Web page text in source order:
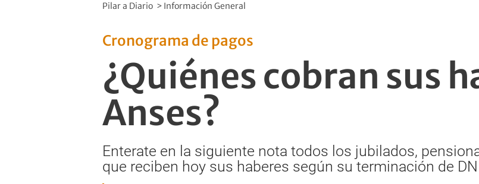
Pilar a Diario > Información General
Cronograma de pagos
¿Quiénes cobran sus
Anses?
Enterate en la siguiente nota todos los jubilados,
que reciben hoy sus haberes según su terminación de